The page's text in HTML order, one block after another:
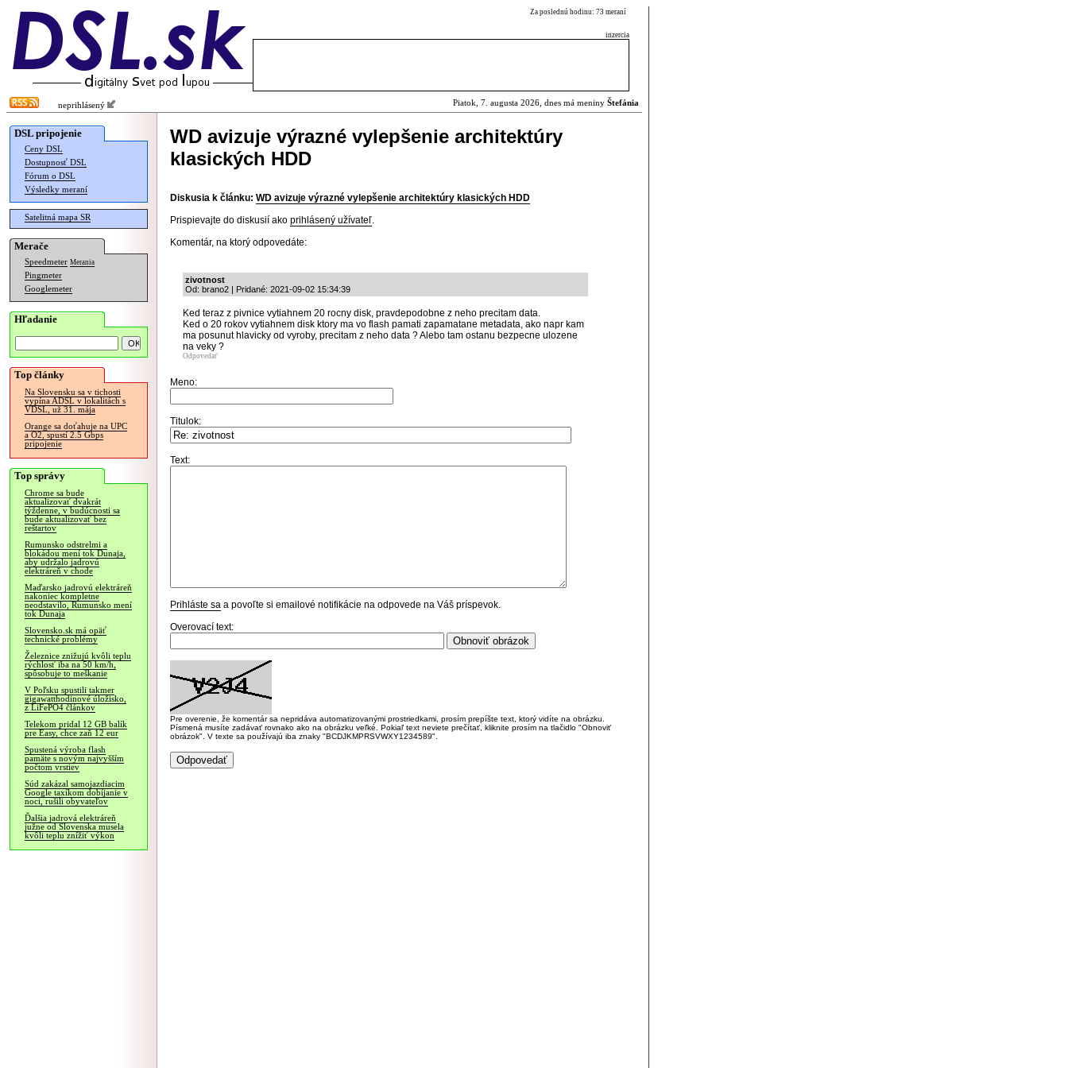
Za poslednú hodinu: 73 meraní
inzercia
neprihlásený Piatok, 7. augusta 2026, dnes má meniny Štefánia
DSL pripojenie
Ceny DSL
Dostupnosť DSL
Fórum o DSL
Výsledky meraní
Satelitná mapa SR
Merače
Speedmeter Merania
Pingmeter
Googlemeter
Hľadanie
Top články
Na Slovensku sa v tichosti
vypína ADSL v lokalitách s
VDSL, už 31. mája
Orange sa doťahuje na UPC
a O2, spustí 2.5 Gbps
pripojenie
Top správy
Chrome sa bude
aktualizovať dvakrát
týždenne, v budúcnosti sa
bude aktualizovať bez
reštartov
Rumunsko odstrelmi a
blokádou mení tok Dunaja,
aby udržalo jadrovú
elektráreň v chode
Maďarsko jadrovú elektráreň
nakoniec kompletne
neodstavilo, Rumunsko mení
tok Dunaja
Slovensko.sk má opäť
technické problémy
Železnice znižujú kvôli teplu
rýchlosť iba na 50 km/h,
spôsobuje to meškanie
V Poľsku spustili takmer
gigawatthodinové úložisko,
z LiFePO4 článkov
Telekom pridal 12 GB balík
pre Easy, chce zaň 12 eur
Spustená výroba flash
pamäte s novým najvyšším
počtom vrstiev
Súd zakázal samojazdiacim
Google taxíkom dobíjanie v
noci, rušili obyvateľov
Ďalšia jadrová elektráreň
južne od Slovenska musela
kvôli teplu znížiť výkon
WD avizuje výrazné vylepšenie architektúry
klasických HDD
Diskusia k článku: WD avizuje výrazné vylepšenie architektúry klasických HDD
Prispievajte do diskusií ako prihlásený užívateľ.
Komentár, na ktorý odpovedáte:
zivotnost
Od: brano2 | Pridané: 2021-09-02 15:34:39
Ked teraz z pivnice vytiahnem 20 rocny disk, pravdepodobne z neho precitam data.
Ked o 20 rokov vytiahnem disk ktory ma vo flash pamati zapamatane metadata, ako napr kam
ma posunut hlavicky od vyroby, precitam z neho data ? Alebo tam ostanu bezpecne ulozene
na veky ?
Odpovedať
Meno:
Titulok:
Text:
Prihláste sa a povoľte si emailové notifikácie na odpovede na Váš príspevok.
Overovací text:
Pre overenie, že komentár sa nepridáva automatizovanými prostriedkami, prosím prepíšte text, ktorý vidíte na obrázku.
Písmená musíte zadávať rovnako ako na obrázku veľké. Pokiaľ text neviete prečítať, kliknite prosím na tlačidlo "Obnoviť
obrázok". V texte sa používajú iba znaky "BCDJKMPRSVWXY1234589".